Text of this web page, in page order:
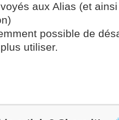
aux Alias (et
possible de
utiliser.